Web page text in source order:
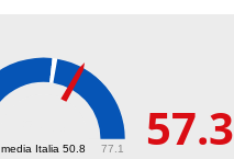
media Italia 50.8 77.1 57.3